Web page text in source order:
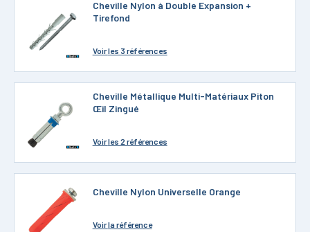
Cheville Nylon à Double Expansion +
Tirefond
Voirles 3 références
Cheville Métallique Multi-Matériaux Piton
Œil Zingué
Voirles 2 références
Cheville Nylon Universelle Orange
Voirla référence